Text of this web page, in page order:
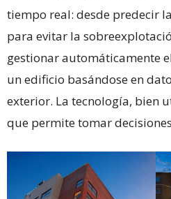
tiempo real: desde predecir
para evitar la
gestionar automáticamente
un edificio basándose en
exterior. La tecnología, bien
que permite tomar